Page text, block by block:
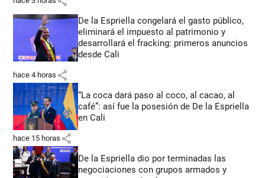
De la Espriella congelará el gasto público,
eliminará el impuesto al patrimonio y
desarrollará el fracking: primeros anuncios
desde Cali
hace 4 horas share
“La coca dará paso al coco, al cacao, al
café”: así fue la posesión de De la Espriella
en Cali
hace 15 horas share
De la Espriella dio por terminadas las
negociaciones con grupos armados y